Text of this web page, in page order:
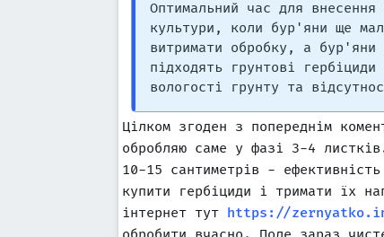
Оптимальний час для
культури, коли бур'яни ще
витримати обробку, а бур'яни
підходять грунтові
вологості грунту та
Цілком згоден з попереднім
обробляю саме у фазі 3-4
10-15 сантиметрів -
купити гербіциди і тримати їх
інтернет тут https://